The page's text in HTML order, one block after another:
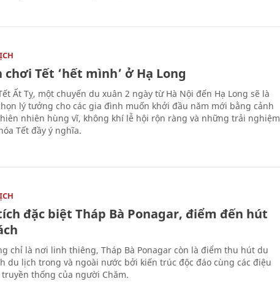
chơi Tết ‘hết mình’ ở Hạ Long
Ất Tỵ, một chuyến du xuân 2 ngày từ Hà Nội đến Hạ Long sẽ là
lý tưởng cho các gia đình muốn khởi đầu năm mới bằng cảnh
nhiên hùng vĩ, không khí lễ hội rộn ràng và những trải nghiệm
Tết đầy ý nghĩa.
đặc biệt Tháp Bà Ponagar, điểm đến hút
chỉ là nơi linh thiêng, Tháp Bà Ponagar còn là điểm thu hút du
du lịch trong và ngoài nước bởi kiến trúc độc đáo cùng các điệu
truyền thống của người Chăm.